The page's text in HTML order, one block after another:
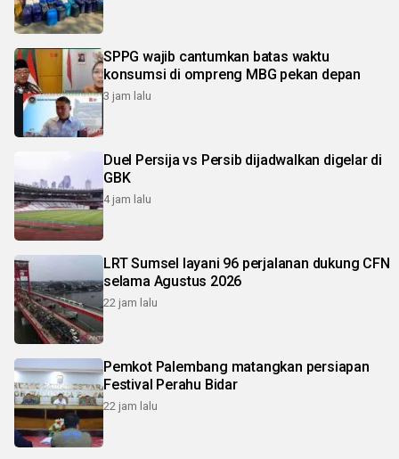
SPPG wajib cantumkan batas waktu
konsumsi di ompreng MBG pekan depan
3 jam lalu
Duel Persija vs Persib dijadwalkan digelar di
GBK
4 jam lalu
LRT Sumsel layani 96 perjalanan dukung CFN
selama Agustus 2026
22 jam lalu
Pemkot Palembang matangkan persiapan
Festival Perahu Bidar
22 jam lalu